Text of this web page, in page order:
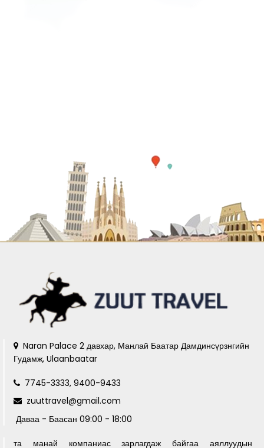
Naran Palace 2 давхар, Манлай Баатар Дамдинсүрзнгийн
Гудамж, Ulaanbaatar
7745-3333, 9400-9433
zuuttravel@gmail.com
Даваа - Баасан 09:00 - 18:00
та манай компаниас зарлагдаж байгаа аяллуудын